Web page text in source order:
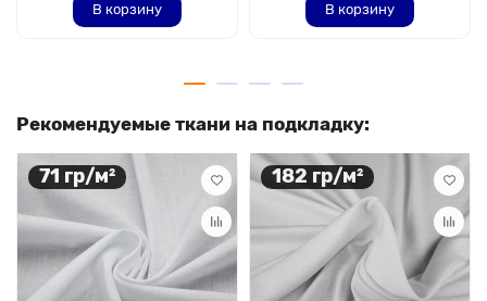
В корзину В корзину
Рекомендуемые ткани на подкладку:
71 гр/м² 182 гр/м²